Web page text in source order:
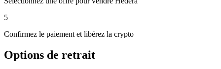
5
Confirmez le paiement et libérez la crypto
Options de retrait